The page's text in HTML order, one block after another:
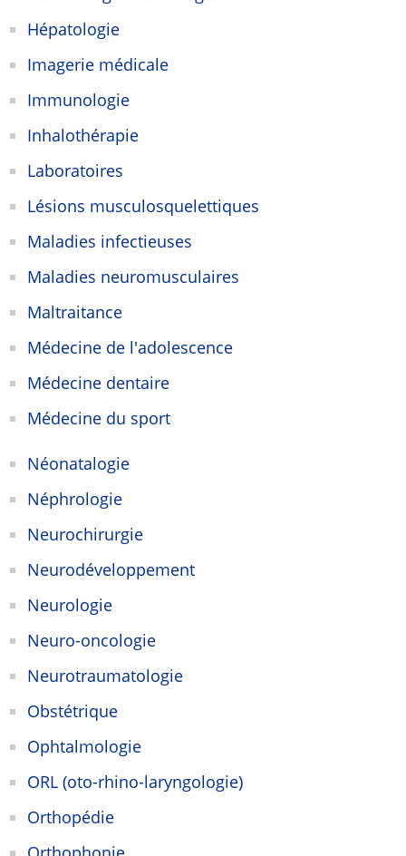
Hépatologie
Imagerie médicale
Immunologie
Inhalothérapie
Laboratoires
Lésions musculosquelettiques
Maladies infectieuses
Maladies neuromusculaires
Maltraitance
Médecine de l'adolescence
Médecine dentaire
Médecine du sport
Néonatalogie
Néphrologie
Neurochirurgie
Neurodéveloppement
Neurologie
Neuro-oncologie
Neurotraumatologie
Obstétrique
Ophtalmologie
ORL (oto-rhino-laryngologie)
Orthopédie